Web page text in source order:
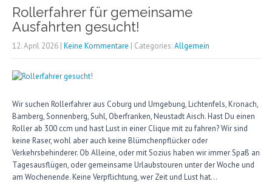
Rollerfahrer für gemeinsame
Ausfahrten gesucht!
12. April 2026 | Keine Kommentare | Categories:Allgemein
Wir suchen Rollerfahrer aus Coburg und Umgebung, Lichtenfels, Kronach,
Bamberg, Sonnenberg, Suhl, Oberfranken, Neustadt Aisch. Hast Du einen
Roller ab 300 ccm und hast Lust in einer Clique mit zu fahren? Wir sind
keine Raser, wohl aber auch keine Blümchenpflücker oder
Verkehrsbehinderer. Ob Alleine, oder mit Sozius haben wir immer Spaß an
Tagesausflügen, oder gemeinsame Urlaubstouren unter der Woche und
am Wochenende. Keine Verpflichtung, wer Zeit und Lust hat…